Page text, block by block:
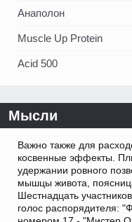
Анаполон
Muscle Up Protein
Acid 500
Мысли
Важно также для
косвенные эффекты.
удержании ровного
мышцы живота,
Шестнадцать
голос распорядителя: